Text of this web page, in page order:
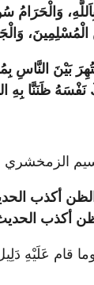
وَالْحَرَامُ
بَيْنَ النَّاسِ
ظَنَنَّا بِهِ
هَذَا,
أكذب
أكذب
قام عَلَيْهِ